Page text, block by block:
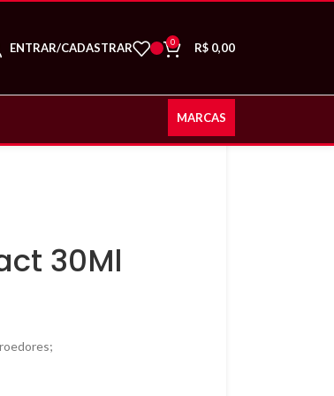
ENTRAR/CADASTRAR 0 R$ 0,00
MARCAS
30Ml